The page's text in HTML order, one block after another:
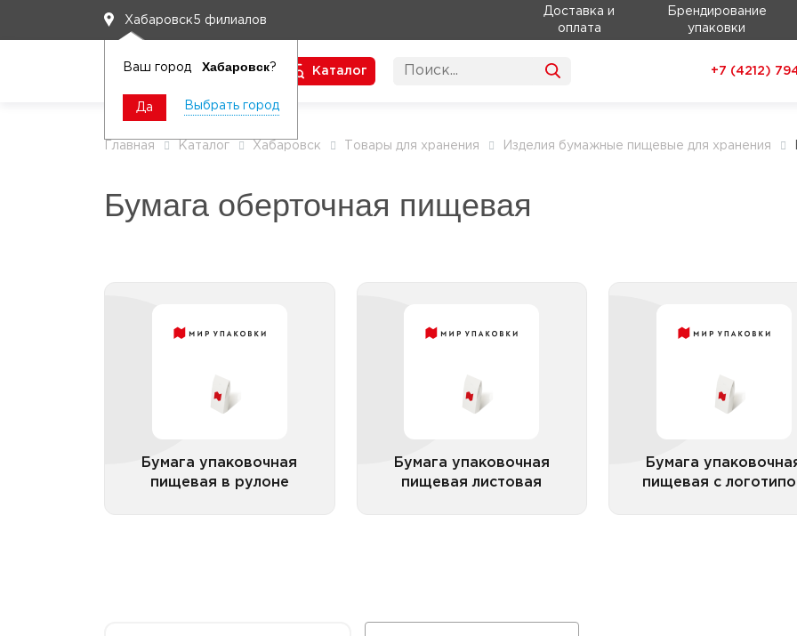
Хабаровск5 филиалов
Ваш город Хабаровск?
Да Выбрать город
Доставка и
оплата
Брендирование
упаковки
Каталог +7 (4212)
Главная Каталог Хабаровск Товары для хранения Изделия бумажные пищевые для хранения
Бумага оберточная пищевая
Бумага упаковочная
пищевая в рулоне
пищевая в рулоне
Все категории
Бумага упаковочная
пищевая листовая
пищевая листовая
Все категории
Бумага
пищевая с
пищевая с
Все